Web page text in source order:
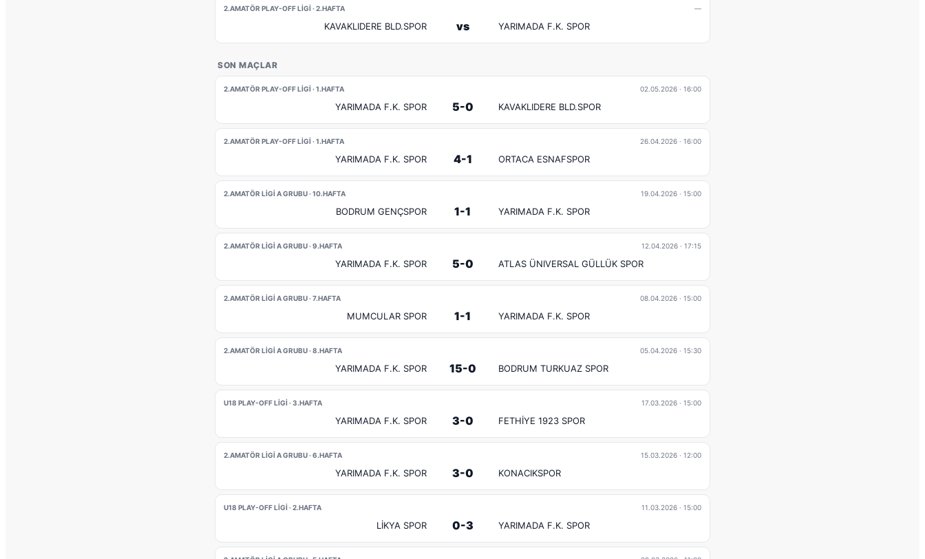
2.AMATÖR PLAY-OFF LİGİ · 2.HAFTA —
KAVAKLIDERE BLD.SPOR vs YARIMADA F.K. SPOR
SON MAÇLAR
2.AMATÖR PLAY-OFF LİGİ · 1.HAFTA 02.05.2026 · 16:00
YARIMADA F.K. SPOR 5-0 KAVAKLIDERE BLD.SPOR
2.AMATÖR PLAY-OFF LİGİ · 1.HAFTA 26.04.2026 · 16:00
YARIMADA F.K. SPOR 4-1 ORTACA ESNAFSPOR
2.AMATÖR LİGİ A GRUBU · 10.HAFTA 19.04.2026 · 15:00
BODRUM GENÇSPOR 1-1 YARIMADA F.K. SPOR
2.AMATÖR LİGİ A GRUBU · 9.HAFTA 12.04.2026 · 17:15
YARIMADA F.K. SPOR 5-0 ATLAS ÜNIVERSAL GÜLLÜK SPOR
2.AMATÖR LİGİ A GRUBU · 7.HAFTA 08.04.2026 · 15:00
MUMCULAR SPOR 1-1 YARIMADA F.K. SPOR
2.AMATÖR LİGİ A GRUBU · 8.HAFTA 05.04.2026 · 15:30
YARIMADA F.K. SPOR 15-0 BODRUM TURKUAZ SPOR
U18 PLAY-OFF LİGİ · 3.HAFTA 17.03.2026 · 15:00
YARIMADA F.K. SPOR 3-0 FETHİYE 1923 SPOR
2.AMATÖR LİGİ A GRUBU · 6.HAFTA 15.03.2026 · 12:00
YARIMADA F.K. SPOR 3-0 KONACIKSPOR
U18 PLAY-OFF LİGİ · 2.HAFTA 11.03.2026 · 15:00
LİKYA SPOR 0-3 YARIMADA F.K. SPOR